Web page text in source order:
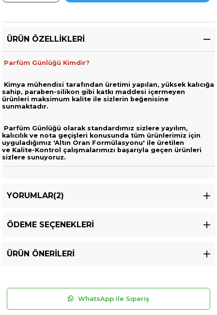
ÜRÜN ÖZELLIKLERI
Parfüm Günlüğü Kimdir?
Kimya mühendisi tarafından üretimi yapılan, yüksek kalıcığa
sahip, paraben-silikon gibi katkı maddesi içermeyen
ürünleri maksimum kalite ile sizlerin beğenisine
sunmaktadır.
Parfüm Günlüğü olarak standardımız sizlere yayılım,
kalıcılık ve nota geçişleri konusunda tüm ürünlerimiz için
uyguladığımız 'Altın Oran Formülasyonu' ile üretilen
ve Kalite-Kontrol çalışmalarımızı başarıyla geçen ürünleri
sizlere sunuyoruz.
YORUMLAR(2)
ÖDEME SEÇENEKLERI
ÜRÜN ÖNERILERI
WhatsApp ile Sipariş